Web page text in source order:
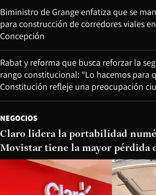
Biministro de Grange enfatiza que se
para construcción de corredores viales
Concepción
Rabat y reforma que busca reforzar la
rango constitucional: “Lo hacemos para
Constitución refleje una preocupación
NEGOCIOS
Claro lidera la portabilidad
Movistar tiene la mayor pérdida